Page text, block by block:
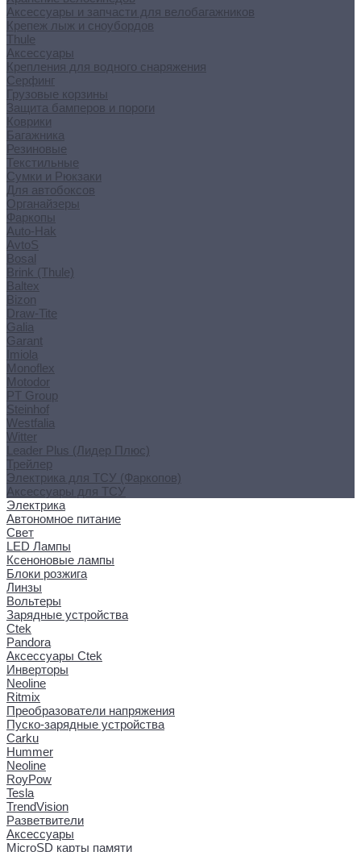
Аксессуары и запчасти для велобагажников
Крепеж лыж и сноубордов
Thule
Аксессуары
Крепления для водного снаряжения
Серфинг
Грузовые корзины
Защита бамперов и пороги
Коврики
Багажника
Резиновые
Текстильные
Сумки и Рюкзаки
Для автобоксов
Органайзеры
Фаркопы
Auto-Hak
AvtoS
Bosal
Brink (Thule)
Baltex
Bizon
Draw-Tite
Galia
Garant
Imiola
Monoflex
Motodor
PT Group
Steinhof
Westfalia
Witter
Leader Plus (Лидер Плюс)
Трейлер
Электрика для ТСУ (Фаркопов)
Аксессуары для ТСУ
Электрика
Автономное питание
Свет
LED Лампы
Ксеноновые лампы
Блоки розжига
Линзы
Вольтеры
Зарядные устройства
Ctek
Pandora
Аксессуары Ctek
Инверторы
Neoline
Ritmix
Преобразователи напряжения
Пуско-зарядные устройства
Carku
Hummer
Neoline
RoyPow
Tesla
TrendVision
Разветвители
Аксессуары
MicroSD карты памяти